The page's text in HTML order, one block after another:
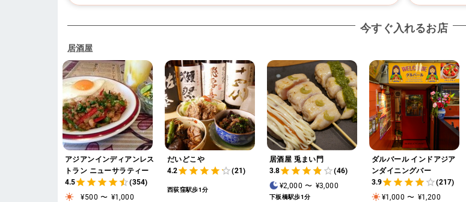
今すぐ入れるお店
居酒屋
アジアンインディアンレス
トラン ニューサラティー
4.5
(354)
¥500 〜 ¥1,000
だいどこや
4.2
(21)
西荻窪駅歩1分
居酒屋 兎まい門
3.8
(46)
¥2,000 〜 ¥3,000
下板橋駅歩1分
ダルバール インドアジア
ンダイニングバー
3.9
(217)
¥1,000 〜 ¥1,200